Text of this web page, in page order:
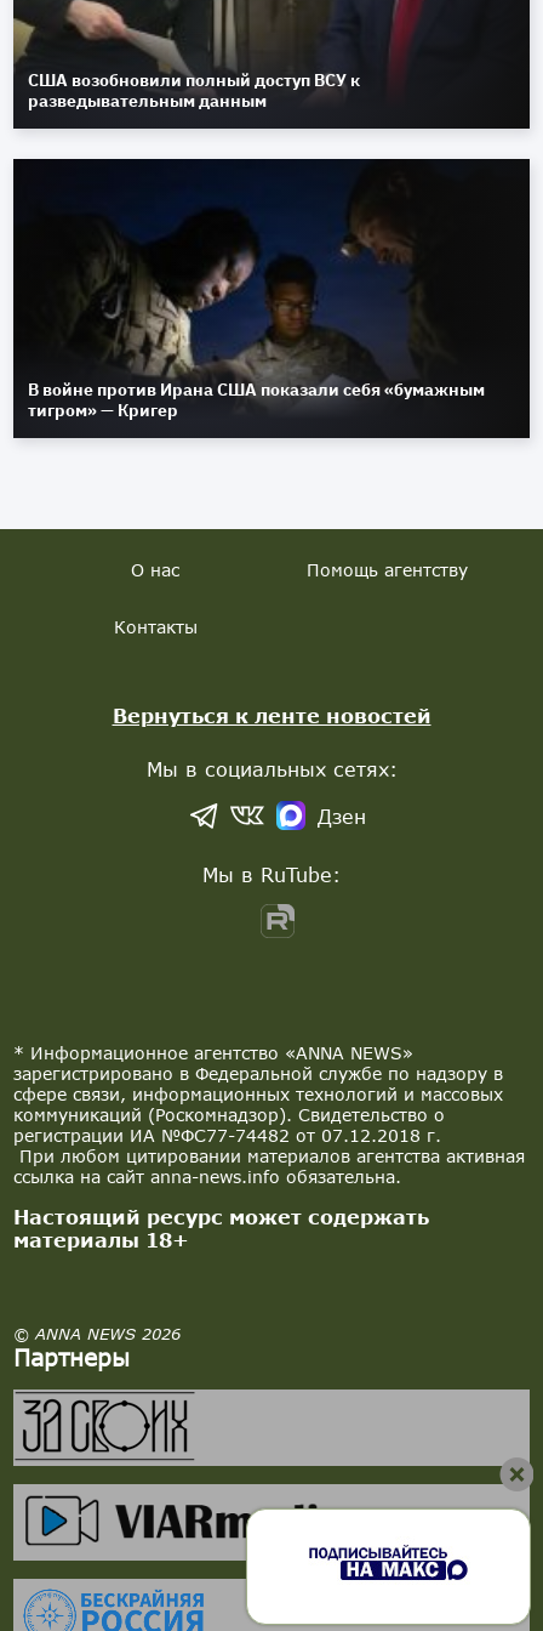
США возобновили полный доступ ВСУ к
разведывательным данным
В войне против Ирана США показали себя «бумажным
тигром» — Кригер
* Информационное агентство «ANNA NEWS»
зарегистрировано в Федеральной службе по надзору в
сфере связи, информационных технологий и массовых
коммуникаций (Роскомнадзор). Свидетельство о
регистрации ИА №ФС77-74482 от 07.12.2018 г.
При любом цитировании материалов агентства активная
ссылка на сайт anna-news.info обязательна.
Настоящий ресурс может содержать
материалы 18+
© ANNA NEWS 2026
Партнеры
О нас Помощь агентству
Контакты
Вернуться к ленте новостей
Мы в социальных сетях:
Дзен
Мы в RuTube: